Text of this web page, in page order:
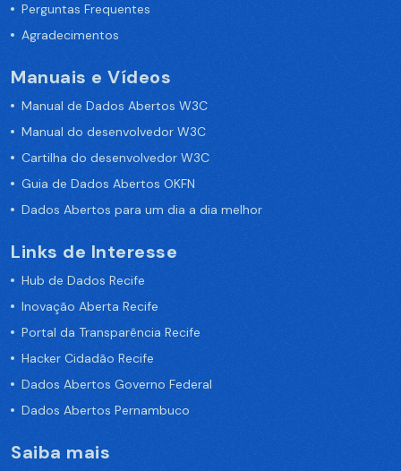
Perguntas Frequentes
Agradecimentos
Manuais e Vídeos
Manual de Dados Abertos W3C
Manual do desenvolvedor W3C
Cartilha do desenvolvedor W3C
Guia de Dados Abertos OKFN
Dados Abertos para um dia a dia melhor
Links de Interesse
Hub de Dados Recife
Inovação Aberta Recife
Portal da Transparência Recife
Hacker Cidadão Recife
Dados Abertos Governo Federal
Dados Abertos Pernambuco
Saiba mais